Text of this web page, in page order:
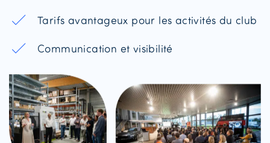
Tarifs avantageux pour les activités du club
Communication et visibilité